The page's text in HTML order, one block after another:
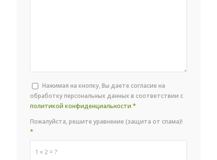
Нажимая на кнопку, Вы даете согласие на
обработку персональных данных в соответствии с
политикой конфиденциальности *
1 + 2 = ?
Пожалуйста, решите уравнение (защита от спама)!
*